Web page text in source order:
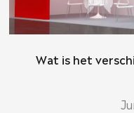
Wat is het